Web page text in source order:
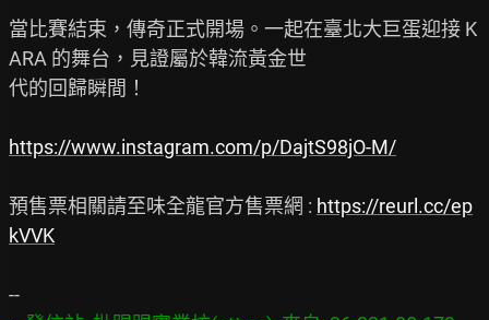
當比賽結束，傳奇正式開場。一起在臺北大巨蛋迎接 K
ARA 的舞台，見證屬於韓流黃金世
代的回歸瞬間！
https://www.instagram.com/p/DajtS98jO-M/
預售票相關請至味全龍官方售票網 : https://reurl.cc/ep
kVVK